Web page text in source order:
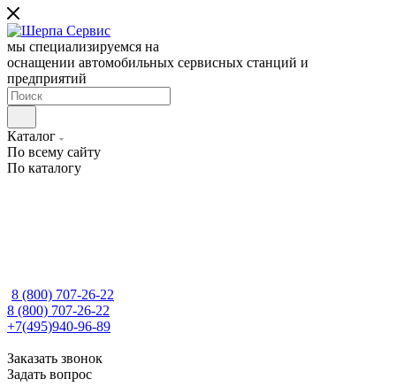
мы специализируемся на
оснащении автомобильных сервисных станций и
предприятий
Каталог
По всему сайту
По каталогу
8 (800) 707-26-22
8 (800) 707-26-22
+7(495)940-96-89
Заказать звонок
Задать вопрос